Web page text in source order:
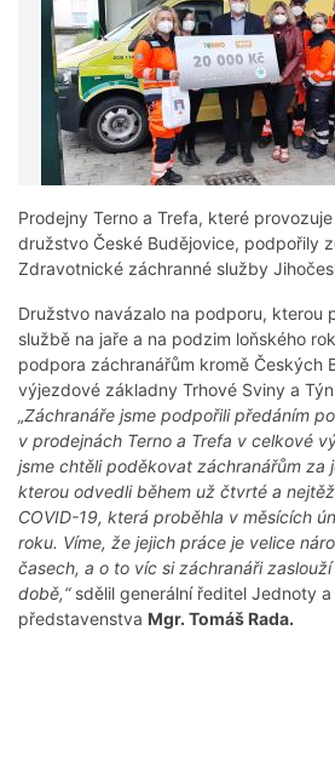
Prodejny Terno a Trefa, které
družstvo České Budějovice, podpořily
Zdravotnické záchranné služby
Družstvo navázalo na podporu, kterou
službě na jaře a na podzim loňského
podpora záchranářům kromě Českých
výjezdové základny Trhové Sviny a
„Záchranáře jsme podpořili předáním
v prodejnách Terno a Trefa v celkové
jsme chtěli poděkovat záchranářům za
kterou odvedli během už čtvrté a
COVID-19, která proběhla v měsících
roku. Víme, že jejich práce je velice
časech, a o to víc si záchranáři
době,“sdělil generální ředitel Jednoty
představenstva Mgr. Tomáš Rada.